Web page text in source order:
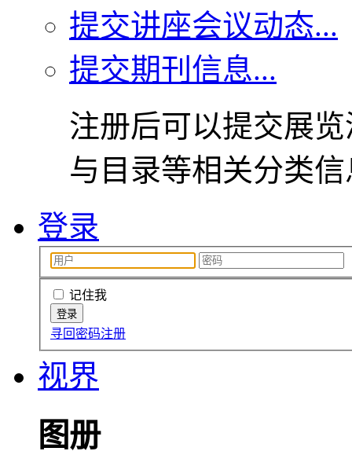
提交讲座会议动态...
提交期刊信息...
注册后可以提交展
与目录等相关分类
登录
记住我
寻回密码注册
视界
图册